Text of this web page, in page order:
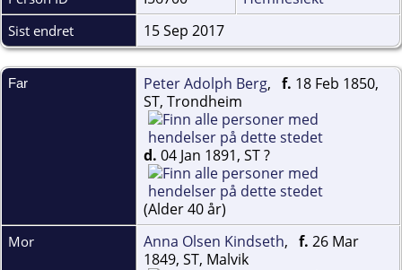
Sist endret 15 Sep 2017
Far Peter Adolph Berg, f. 18 Feb 1850,
ST, Trondheim
d. 04 Jan 1891, ST ?
(Alder 40 år)
Mor Anna Olsen Kindseth, f. 26 Mar
1849, ST, Malvik